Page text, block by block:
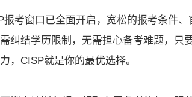
报考窗口已全面开启，宽松的报考条件
纠结学历限制，无需担心备考难题，只
，CISP就是你的最优选择。